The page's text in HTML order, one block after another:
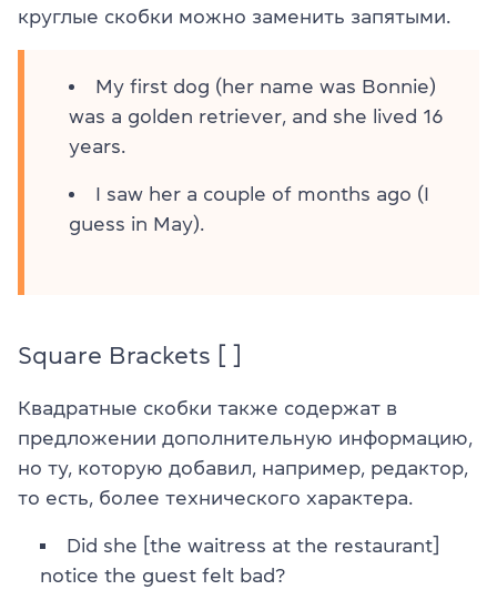
круглые скобки можно заменить запятыми.
My first dog (her name was Bonnie)
was a golden retriever, and she lived 16
years.
I saw her a couple of months ago (I
guess in May).
Square Brackets [ ]
Квадратные скобки также содержат в
предложении дополнительную информацию,
но ту, которую добавил, например, редактор,
то есть, более технического характера.
Did she [the waitress at the restaurant]
notice the guest felt bad?